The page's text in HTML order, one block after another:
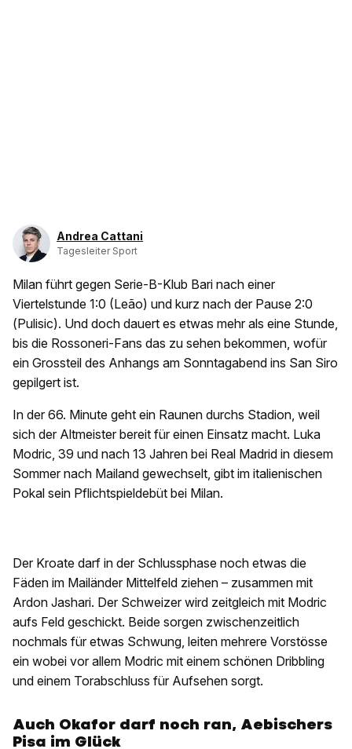
Andrea Cattani
Tagesleiter Sport
Milan führt gegen Serie-B-Klub Bari nach einer
Viertelstunde 1:0 (Leão) und kurz nach der Pause 2:0
(Pulisic). Und doch dauert es etwas mehr als eine Stunde,
bis die Rossoneri-Fans das zu sehen bekommen, wofür
ein Grossteil des Anhangs am Sonntagabend ins San Siro
gepilgert ist.
In der 66. Minute geht ein Raunen durchs Stadion, weil
sich der Altmeister bereit für einen Einsatz macht. Luka
Modric, 39 und nach 13 Jahren bei Real Madrid in diesem
Sommer nach Mailand gewechselt, gibt im italienischen
Pokal sein Pflichtspieldebüt bei Milan.
Der Kroate darf in der Schlussphase noch etwas die
Fäden im Mailänder Mittelfeld ziehen – zusammen mit
Ardon Jashari. Der Schweizer wird zeitgleich mit Modric
aufs Feld geschickt. Beide sorgen zwischenzeitlich
nochmals für etwas Schwung, leiten mehrere Vorstösse
ein wobei vor allem Modric mit einem schönen Dribbling
und einem Torabschluss für Aufsehen sorgt.
Auch Okafor darf noch ran, Aebischers
Pisa im Glück